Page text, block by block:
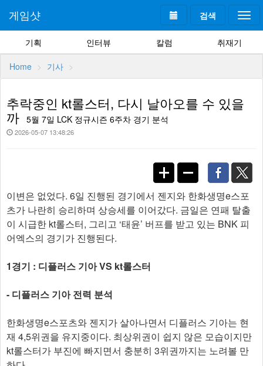
검색
게임샷
기획 인터뷰 칼럼 취재기
Home 기사
추락중인 kt롤스터, 다시 날아오를 수 있을
까 5월 7일 LCK 정규시즌 6주차 경기 분석
2026-05-07 13:48:26
이변은 없었다. 6일 진행된 경기에서 젠지와 한화생명e스포
츠가 나란히 승리하며 상승세를 이어갔다. 금일은 연패 탈출
이 시급한 kt롤스터, 그리고 ‘태윤’ 버프를 받고 있는 BNK 피
어엑스의 경기가 진행된다.
1경기 : 디플러스 기아 VS kt롤스터
- 디플러스 기아 전력 분석
한화생명e스포츠와 젠지가 살아나면서 디플러스 기아는 현
재 4,5위권을 유지중이다. 최상위권이 쉽지 않은 모습이지만
kt롤스터가 부진에 빠지면서 충분히 3위권까지는 노려볼 만